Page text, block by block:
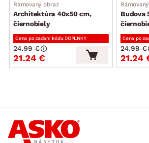
Rámovaný obraz
Architektúra 40x50 cm,
čiernobiely
Cena po zadaní kódu DOPLNKY
21.24 €
24.99 €
Budova
Cena po
21.24
24.99 €